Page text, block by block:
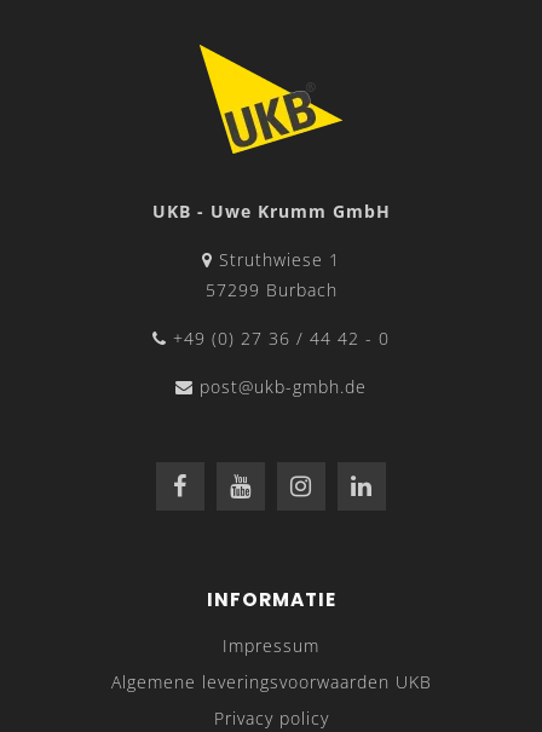
UKB - Uwe Krumm GmbH
Struthwiese 1
57299 Burbach
+49 (0) 27 36 / 44 42 - 0
post@ukb-gmbh.de
INFORMATIE
Impressum
Algemene leveringsvoorwaarden UKB
Privacy policy